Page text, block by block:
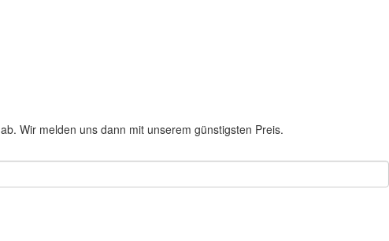
ab. Wir melden uns dann mit unserem günstigsten Preis.